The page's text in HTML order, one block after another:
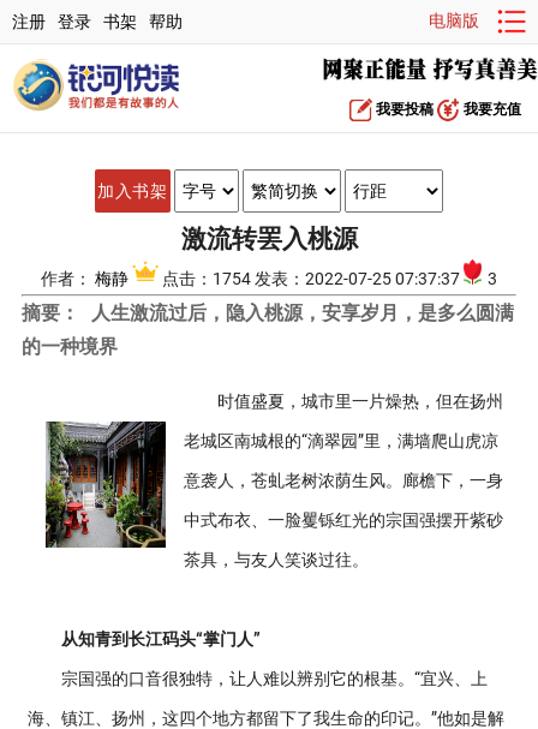
注册 登录 书架 帮助 电脑版
我要投稿 我要充值
加入书架
激流转罢入桃源
作者： 梅静 点击：1754 发表：2022-07-25 07:37:37 3
摘要：
人生激流过后，隐入桃源，安享岁月，是多么圆满
的一种境界
时值盛夏，城市里一片燥热，但在扬州
老城区南城根的“滴翠园”里，满墙爬山虎凉
意袭人，苍虬老树浓荫生风。廊檐下，一身
中式布衣、一脸矍铄红光的宗国强摆开紫砂
茶具，与友人笑谈过往。
从知青到长江码头“掌门人”
宗国强的口音很独特，让人难以辨别它的根基。“宜兴、上
海、镇江、扬州，这四个地方都留下了我生命的印记。”他如是解